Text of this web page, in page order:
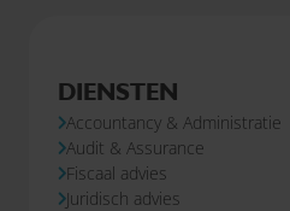
DIENSTEN
Accountancy & Administratie
Audit & Assurance
Fiscaal advies
Juridisch advies